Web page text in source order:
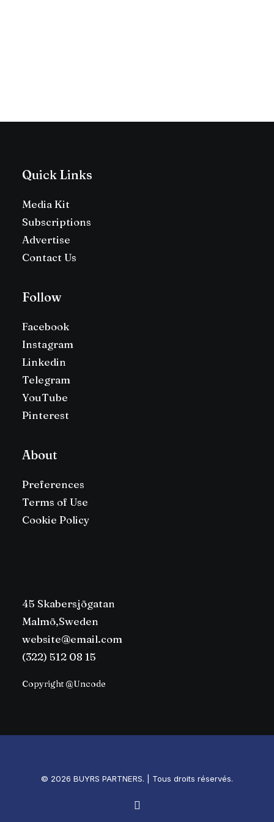
Quick Links
Media Kit
Subscriptions
Advertise
Contact Us
Follow
Facebook
Instagram
Linkedin
Telegram
YouTube
Pinterest
About
Preferences
Terms of Use
Cookie Policy
45 Skabersjögatan
Malmö,Sweden
website@email.com
(322) 512 08 15
Copyright @Uncode
© 2026 BUYRS PARTNERS. | Tous droits réservés.